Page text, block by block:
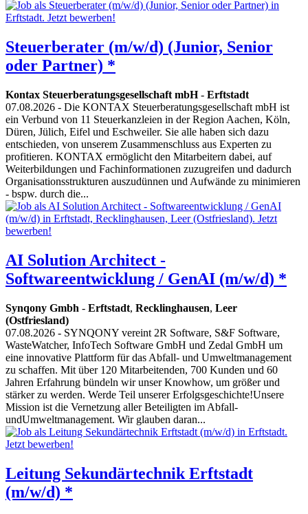
Steuerberater (m/w/d) (Junior, Senior
oder Partner) *
Kontax Steuerberatungsgesellschaft mbH- Erftstadt
07.08.2026 - Die KONTAX Steuerberatungsgesellschaft mbH ist
ein Verbund von 11 Steuerkanzleien in der Region Aachen, Köln,
Düren, Jülich, Eifel und Eschweiler. Sie alle haben sich dazu
entschieden, von unserem Zusammenschluss aus Experten zu
profitieren. KONTAX ermöglicht den Mitarbeitern dabei, auf
Weiterbildungen und Fachinformationen zuzugreifen und dadurch
Organisationsstrukturen auszudünnen und Aufwände zu minimieren
- bspw. durch die...
AI Solution Architect -
Softwareentwicklung / GenAI (m/w/d) *
Synqony Gmbh - Erftstadt, Recklinghausen, Leer
(Ostfriesland)
07.08.2026 - SYNQONY vereint 2R Software, S&F Software,
WasteWatcher, InfoTech Software GmbH und Zedal GmbH um
eine innovative Plattform für das Abfall- und Umweltmanagement
zu schaffen. Mit über 120 Mitarbeitenden, 700 Kunden und 60
Jahren Erfahrung bündeln wir unser Knowhow, um größer und
stärker zu werden. Werde Teil unserer Erfolgsgeschichte!Unsere
Mission ist die Vernetzung aller Beteiligten im Abfall-
undUmweltmanagement. Wir glauben daran...
Leitung Sekundärtechnik Erftstadt
(m/w/d) *